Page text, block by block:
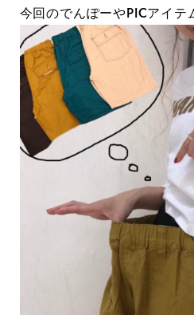
今回のでんぽーやPICアイテ